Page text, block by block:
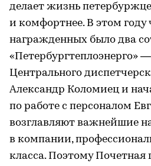
делает жизнь
и комфортнее. В этом году
награжденных было два
«Петербургтеплоэнерго»
Центрального
Александр Коломиец и
по работе с персоналом
возглавляют важнейшие
в компании,
класса. Поэтому Почетная